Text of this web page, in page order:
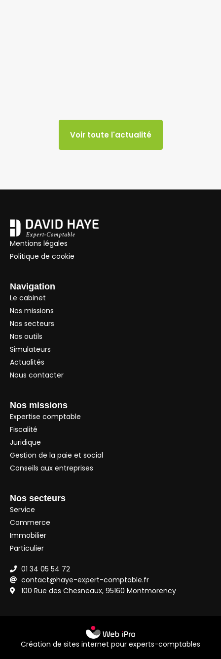
Voir toute l'actualité
Mentions légales
Politique de cookie
Navigation
Le cabinet
Nos missions
Nos secteurs
Nos outils
Simulateurs
Actualités
Nous contacter
Nos missions
Expertise comptable
Fiscalité
Juridique
Gestion de la paie et social
Conseils aux entreprises
Nos secteurs
Service
Commerce
Immobilier
Particulier
01 34 05 54 72
contact@haye-expert-comptable.fr
100 Rue des Chesneaux, 95160 Montmorency
Création de sites internet pour experts-comptables